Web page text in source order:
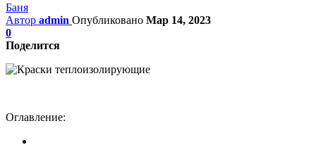
Баня
Автор admin Опубликовано Мар 14, 2023
0
Поделится
Оглавление: